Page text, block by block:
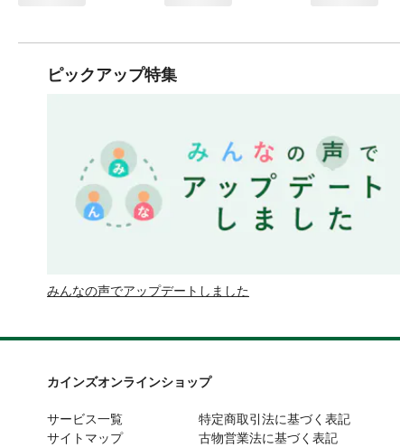
ピックアップ特集
みんなの声でアップデートしました
カインズオンラインショップ
サービス一覧
サイトマップ
特定商取引法に基づく表記
古物営業法に基づく表記